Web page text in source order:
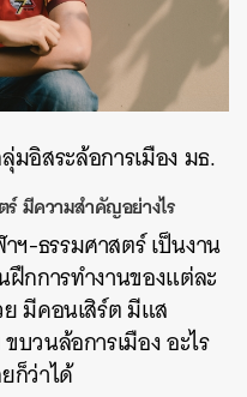
อิสระล้อการเมือง มธ.
มีความสำคัญอย่างไร
-ธรรมศาสตร์ เป็นงาน
กการทำงานของแต่ละ
มีคอนเสิร์ต มีแส
วนล้อการเมือง อะไร
ก็ว่าได้